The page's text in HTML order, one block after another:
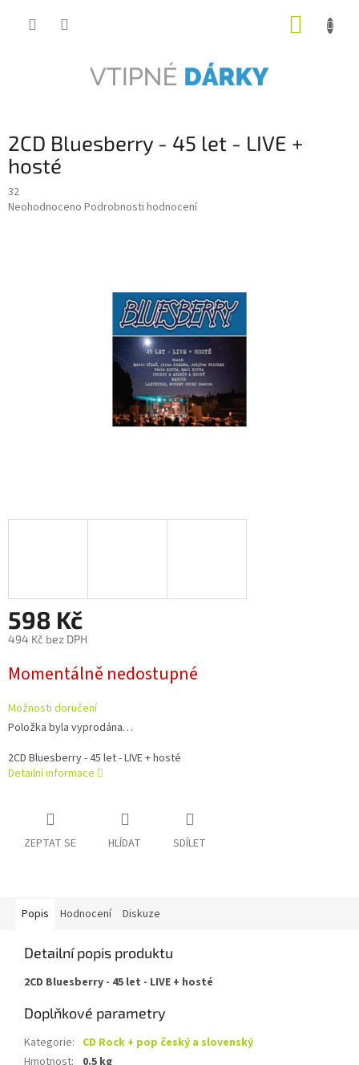
2CD Bluesberry - 45 let - LIVE +
hosté
32
Průměrné
Neohodnoceno Podrobnosti hodnocení
598 Kč
494 Kč bez DPH
cena:
Momentálně nedostupné
Možnosti doručení
Položka byla vyprodána…
2CD Bluesberry - 45 let - LIVE + hosté
Detailní informace
ZEPTAT SE HLÍDAT SDÍLET
Popis Hodnocení Diskuze
Detailní popis produktu
2CD Bluesberry - 45 let - LIVE + hosté
Doplňkové parametry
Kategorie: CD Rock + pop český a slovenský